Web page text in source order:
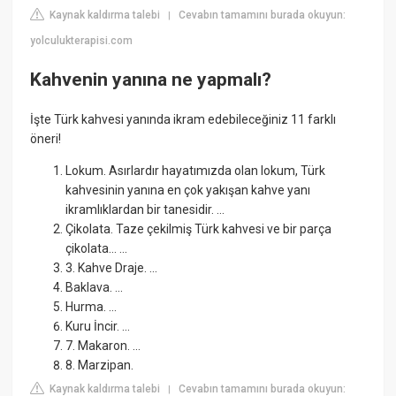
Kaynak kaldırma talebi |Cevabın tamamını burada okuyun:
yolculukterapisi.com
Kahvenin yanına ne yapmalı?
İşte Türk kahvesi yanında ikram edebileceğiniz 11 farklı
öneri!
Lokum. Asırlardır hayatımızda olan lokum, Türk
kahvesinin yanına en çok yakışan kahve yanı
ikramlıklardan bir tanesidir. ...
Çikolata. Taze çekilmiş Türk kahvesi ve bir parça
çikolata… ...
3. Kahve Draje. ...
Baklava. ...
Hurma. ...
Kuru İncir. ...
7. Makaron. ...
8. Marzipan.
Kaynak kaldırma talebi |Cevabın tamamını burada okuyun: